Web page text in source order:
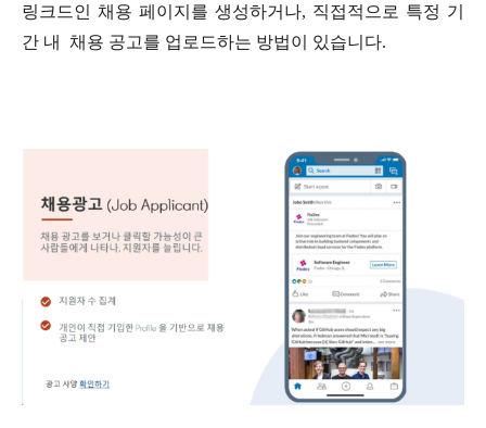
링크드인 채용 페이지를 생성하거나, 직접적으로 특정 기
간 내
채용 공고를 업로드하는 방법이 있습니다.